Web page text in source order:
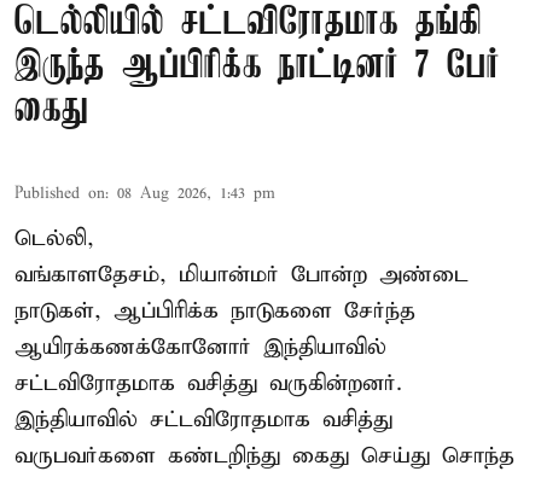
டெல்லியில் சட்டவிரோதமாக தங்கி
இருந்த ஆப்பிரிக்க நாட்டினர் 7 பேர்
கைது
Published on: 08 Aug 2026, 1:43 pm
டெல்லி,
வங்காளதேசம், மியான்மர் போன்ற அண்டை
நாடுகள், ஆப்பிரிக்க நாடுகளை சேர்ந்த
ஆயிரக்கணக்கோனோர் இந்தியாவில்
சட்டவிரோதமாக வசித்து வருகின்றனர்.
இந்தியாவில் சட்டவிரோதமாக வசித்து
வருபவர்களை கண்டறிந்து கைது செய்து சொந்த